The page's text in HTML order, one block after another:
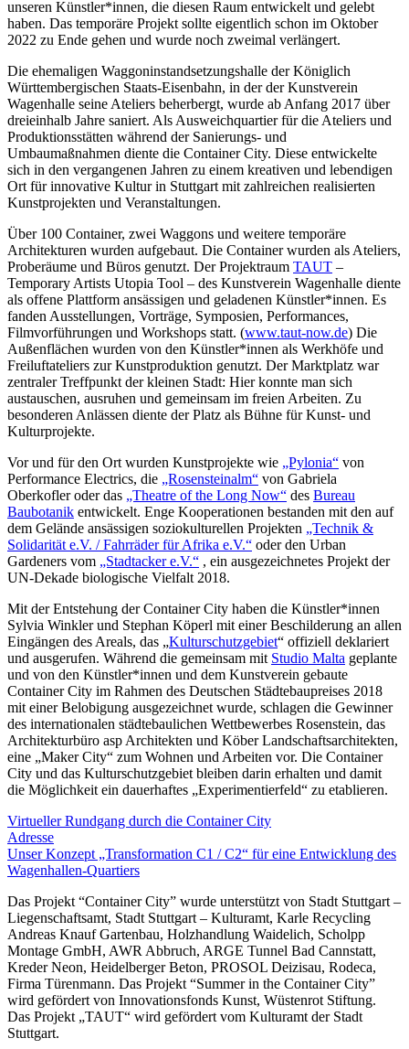
unseren Künstler*innen, die diesen Raum entwickelt und gelebt
haben. Das temporäre Projekt sollte eigentlich schon im Oktober
2022 zu Ende gehen und wurde noch zweimal verlängert.
Die ehemaligen Waggoninstandsetzungshalle der Königlich
Württembergischen Staats-Eisenbahn, in der der Kunstverein
Wagenhalle seine Ateliers beherbergt, wurde ab Anfang 2017 über
dreieinhalb Jahre saniert. Als Ausweichquartier für die Ateliers und
Produktionsstätten während der Sanierungs- und
Umbaumaßnahmen diente die Container City. Diese entwickelte
sich in den vergangenen Jahren zu einem kreativen und lebendigen
Ort für innovative Kultur in Stuttgart mit zahlreichen realisierten
Kunstprojekten und Veranstaltungen.
Über 100 Container, zwei Waggons und weitere temporäre
Architekturen wurden aufgebaut. Die Container wurden als Ateliers,
Proberäume und Büros genutzt. Der Projektraum TAUT –
Temporary Artists Utopia Tool – des Kunstverein Wagenhalle diente
als offene Plattform ansässigen und geladenen Künstler*innen. Es
fanden Ausstellungen, Vorträge, Symposien, Performances,
Filmvorführungen und Workshops statt. (www.taut-now.de) Die
Außenflächen wurden von den Künstler*innen als Werkhöfe und
Freiluftateliers zur Kunstproduktion genutzt. Der Marktplatz war
zentraler Treffpunkt der kleinen Stadt: Hier konnte man sich
austauschen, ausruhen und gemeinsam im freien Arbeiten. Zu
besonderen Anlässen diente der Platz als Bühne für Kunst- und
Kulturprojekte.
Vor und für den Ort wurden Kunstprojekte wie „Pylonia“ von
Performance Electrics, die „Rosensteinalm“ von Gabriela
Oberkofler oder das „Theatre of the Long Now“ des Bureau
Baubotanik entwickelt. Enge Kooperationen bestanden mit den auf
dem Gelände ansässigen soziokulturellen Projekten „Technik &
Solidarität e.V. / Fahrräder für Afrika e.V.“ oder den Urban
Gardeners vom „Stadtacker e.V.“ , ein ausgezeichnetes Projekt der
UN-Dekade biologische Vielfalt 2018.
Mit der Entstehung der Container City haben die Künstler*innen
Sylvia Winkler und Stephan Köperl mit einer Beschilderung an allen
Eingängen des Areals, das „Kulturschutzgebiet“ offiziell deklariert
und ausgerufen. Während die gemeinsam mit Studio Malta geplante
und von den Künstler*innen und dem Kunstverein gebaute
Container City im Rahmen des Deutschen Städtebaupreises 2018
mit einer Belobigung ausgezeichnet wurde, schlagen die Gewinner
des internationalen städtebaulichen Wettbewerbes Rosenstein, das
Architekturbüro asp Architekten und Köber Landschaftsarchitekten,
eine „Maker City“ zum Wohnen und Arbeiten vor. Die Container
City und das Kulturschutzgebiet bleiben darin erhalten und damit
die Möglichkeit ein dauerhaftes „Experimentierfeld“ zu etablieren.
Virtueller Rundgang durch die Container City
Adresse
Unser Konzept „Transformation C1 / C2“ für eine Entwicklung des
Wagenhallen-Quartiers
Das Projekt “Container City” wurde unterstützt von Stadt Stuttgart –
Liegenschaftsamt, Stadt Stuttgart – Kulturamt, Karle Recycling
Andreas Knauf Gartenbau, Holzhandlung Waidelich, Scholpp
Montage GmbH, AWR Abbruch, ARGE Tunnel Bad Cannstatt,
Kreder Neon, Heidelberger Beton, PROSOL Deizisau, Rodeca,
Firma Türenmann. Das Projekt “Summer in the Container City”
wird gefördert von Innovationsfonds Kunst, Wüstenrot Stiftung.
Das Projekt „TAUT“ wird gefördert vom Kulturamt der Stadt
Stuttgart.